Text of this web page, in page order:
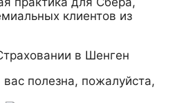
клиентов из
полезна, пожалуйста,